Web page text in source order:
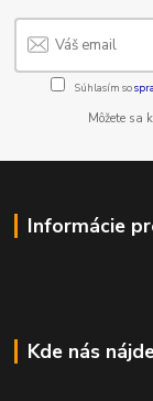
Súhlasím so
Môžete sa
Informácie
Kde nás